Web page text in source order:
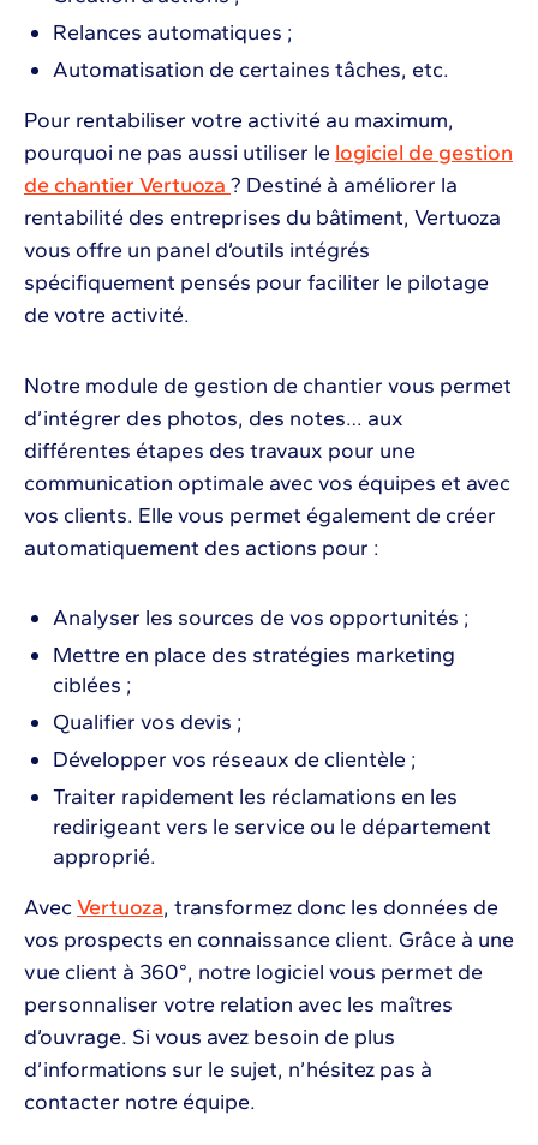
Relances automatiques ;
Automatisation de certaines tâches, etc.
Pour rentabiliser votre activité au maximum,
pourquoi ne pas aussi utiliser le logiciel de gestion
de chantier Vertuoza ? Destiné à améliorer la
rentabilité des entreprises du bâtiment, Vertuoza
vous offre un panel d’outils intégrés
spécifiquement pensés pour faciliter le pilotage
de votre activité.
Notre module de gestion de chantier vous permet
d’intégrer des photos, des notes… aux
différentes étapes des travaux pour une
communication optimale avec vos équipes et avec
vos clients. Elle vous permet également de créer
automatiquement des actions pour :
Analyser les sources de vos opportunités ;
Mettre en place des stratégies marketing
ciblées ;
Qualifier vos devis ;
Développer vos réseaux de clientèle ;
Traiter rapidement les réclamations en les
redirigeant vers le service ou le département
approprié.
AvecVertuoza, transformez donc les données de
vos prospects en connaissance client. Grâce à une
vue client à 360°, notre logiciel vous permet de
personnaliser votre relation avec les maîtres
d’ouvrage. Si vous avez besoin de plus
d’informations sur le sujet, n’hésitez pas à
contacter notre équipe.